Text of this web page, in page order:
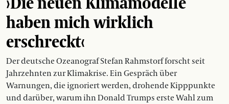
haben mich wirklich
erschreckt‹
Der deutsche Ozeanograf Stefan Rahmstorf forscht seit
Jahrzehnten zur Klimakrise. Ein Gespräch über
Warnungen, die ignoriert werden, drohende Kipppunkte
und darüber, warum ihn Donald Trumps erste Wahl zum